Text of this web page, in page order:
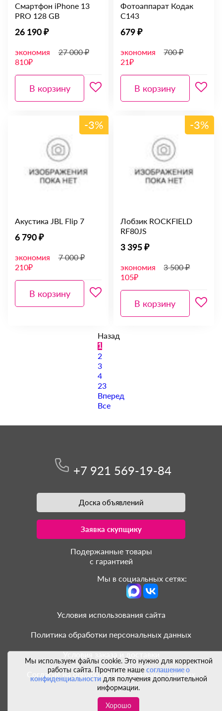
Смартфон iPhone 13
PRO 128 GB
26 190 ₽
экономия
810₽
27 000 ₽
В корзину
Фотоаппарат Кодак
C143
679 ₽
экономия
21₽
700 ₽
В корзину
-3%
Акустика JBL Flip 7
6 790 ₽
экономия
210₽
7 000 ₽
В корзину
-3%
Лобзик ROCKFIELD
RF80JS
3 395 ₽
экономия
105₽
3 500 ₽
В корзину
Назад
1
2
3
4
23
Вперед
Все
Мы используем файлы cookie. Это нужно для корректной
работы сайта. Прочтите наше соглашение о
конфиденциальностидля получения дополнительной
информации.
Хорошо
+7 921 569-19-84
Доска объявлений
Заявка скупщику
Подержанные товары
с гарантией
Мы в социальных сетях:
Условия использования сайта
Политика обработки персональных данных
Условия заказа и доставки
Согласие на обработку персональных данных